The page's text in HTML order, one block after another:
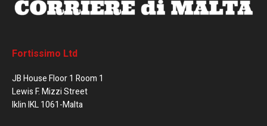
Fortissimo Ltd
JB House Floor 1 Room 1
Lewis F. Mizzi Street
Iklin IKL 1061-Malta